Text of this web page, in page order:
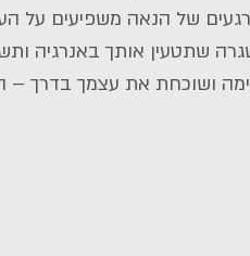
של הנאה משפיעים על
שתטעין אותך באנרגיה
ושוכחת את עצמך בדרך –